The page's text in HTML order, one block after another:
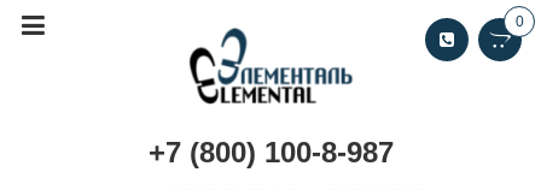
+7 (800) 100-8-987
0